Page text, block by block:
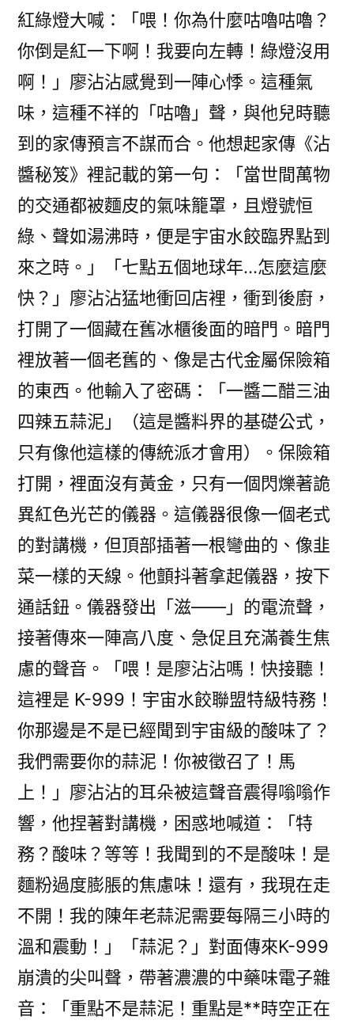
紅綠燈大喊：「喂！你為什麼咕嚕咕嚕？
你倒是紅一下啊！我要向左轉！綠燈沒用
啊！」廖沾沾感覺到一陣心悸。這種氣
味，這種不祥的「咕嚕」聲，與他兒時聽
到的家傳預言不謀而合。他想起家傳《沾
醬秘笈》裡記載的第一句：「當世間萬物
的交通都被麵皮的氣味籠罩，且燈號恒
綠、聲如湯沸時，便是宇宙水餃臨界點到
來之時。」「七點五個地球年…怎麼這麼
快？」廖沾沾猛地衝回店裡，衝到後廚，
打開了一個藏在舊冰櫃後面的暗門。暗門
裡放著一個老舊的、像是古代金屬保險箱
的東西。他輸入了密碼：「一醬二醋三油
四辣五蒜泥」（這是醬料界的基礎公式，
只有像他這樣的傳統派才會用）。保險箱
打開，裡面沒有黃金，只有一個閃爍著詭
異紅色光芒的儀器。這儀器很像一個老式
的對講機，但頂部插著一根彎曲的、像韭
菜一樣的天線。他顫抖著拿起儀器，按下
通話鈕。儀器發出「滋——」的電流聲，
接著傳來一陣高八度、急促且充滿養生焦
慮的聲音。「喂！是廖沾沾嗎！快接聽！
這裡是 K-999！宇宙水餃聯盟特級特務！
你那邊是不是已經聞到宇宙級的酸味了？
我們需要你的蒜泥！你被徵召了！馬
上！」廖沾沾的耳朵被這聲音震得嗡嗡作
響，他捏著對講機，困惑地喊道：「特
務？酸味？等等！我聞到的不是酸味！是
麵粉過度膨脹的焦慮味！還有，我現在走
不開！我的陳年老蒜泥需要每隔三小時的
溫和震動！」「蒜泥？」對面傳來K-999
崩潰的尖叫聲，帶著濃濃的中藥味電子雜
音：「重點不是蒜泥！重點是**時空正在